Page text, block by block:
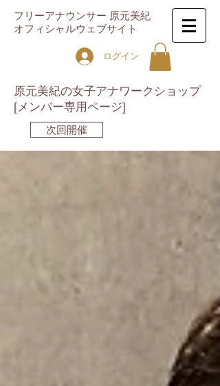
フリーアナウンサー 原元美紀
オフィシャルウェブサイト
ログイン
原元美紀の女子アナワークショップ
[メンバー専用ページ]
次回開催